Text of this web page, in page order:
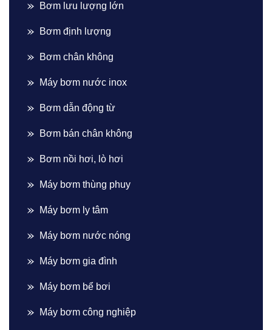
Bơm lưu lượng lớn
Bơm định lượng
Bơm chân không
Máy bơm nước inox
Bơm dẫn động từ
Bơm bán chân không
Bơm nồi hơi, lò hơi
Máy bơm thùng phuy
Máy bơm ly tâm
Máy bơm nước nóng
Máy bơm gia đình
Máy bơm bể bơi
Máy bơm công nghiệp